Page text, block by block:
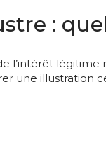
:
une illustration